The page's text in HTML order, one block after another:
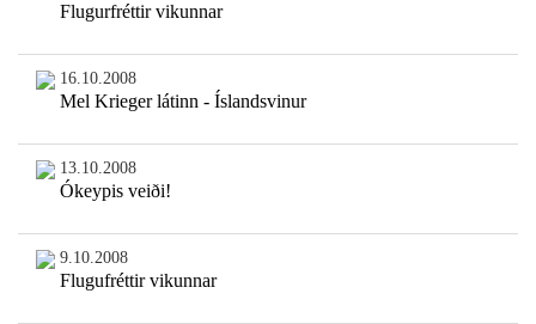
Flugurfréttir vikunnar
16.10.2008
Mel Krieger látinn - Íslandsvinur
13.10.2008
Ókeypis veiði!
9.10.2008
Flugufréttir vikunnar